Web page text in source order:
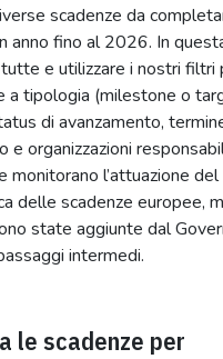
scadenze da
anno fino al 2026. In
e utilizzare i nostri filtri
a tipologia (milestone o
di avanzamento,
e organizzazioni
monitorano l’attuazione
delle scadenze europee,
state aggiunte dal
intermedi.
le scadenze per